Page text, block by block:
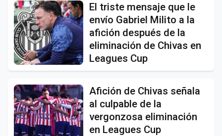
El triste mensaje que le
envío Gabriel Milito a la
afición después de la
eliminación de Chivas en
Leagues Cup
Afición de Chivas señala
al culpable de la
vergonzosa eliminación
en Leagues Cup